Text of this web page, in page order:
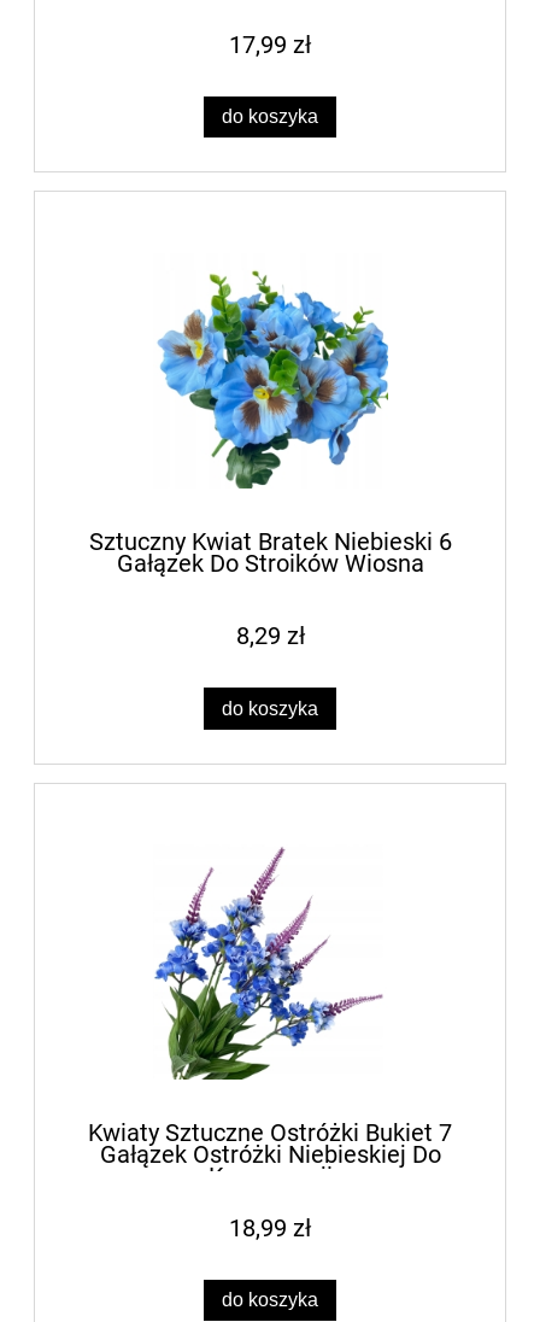
17,99 zł
do koszyka
Sztuczny Kwiat Bratek Niebieski 6
Gałązek Do Stroików Wiosna
8,29 zł
do koszyka
Kwiaty Sztuczne Ostróżki Bukiet 7
Gałązek Ostróżki Niebieskiej Do
Kompozycji
18,99 zł
do koszyka